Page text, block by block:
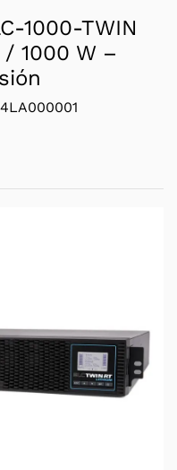
1000-TWIN
/ 1000 W –